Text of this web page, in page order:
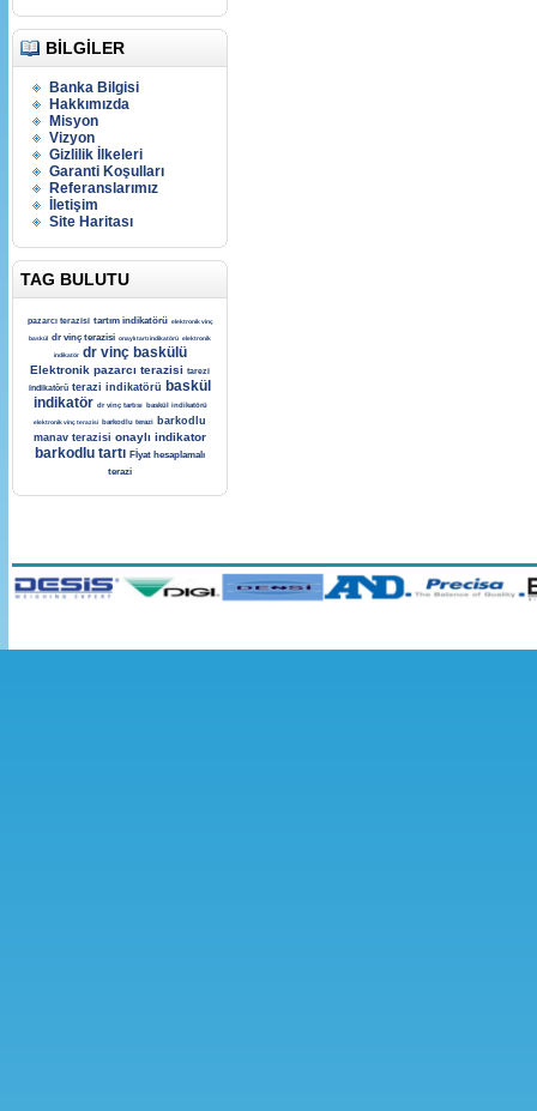
BILGILER
Banka Bilgisi
Hakkımızda
Misyon
Vizyon
Gizlilik İlkeleri
Garanti Koşulları
Referanslarımız
İletişim
Site Haritası
TAG BULUTU
pazarcı terazisi tartım indikatörü elektronik vinç
baskül dr vinç terazisi onaylı tartı indikatörü elektronik
indikatör dr vinç baskülü
Elektronik pazarcı terazisi tarezi
indikatörü terazi indikatörü baskül
indikatör dr vinç tartısı baskül indikatörü
elektronik vinç terazisi barkodlu terazi
barkodlu
manav terazisi onaylı indikator
barkodlu tartı Fİyat hesaplamalı
terazi